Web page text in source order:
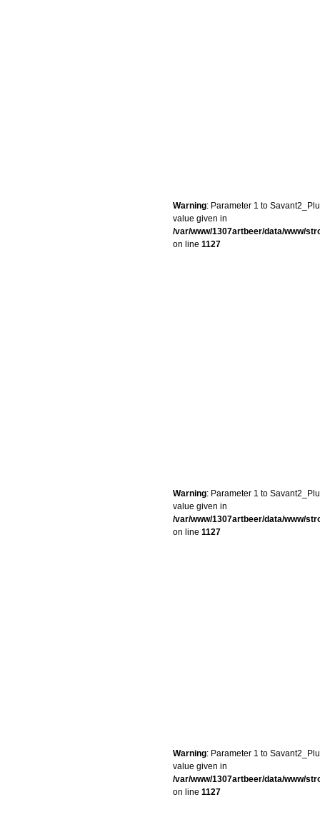
Warning: Parameter 1 to
value given in
/var/www/1307artbeer/data/www/
on line 1127
Warning: Parameter 1 to
value given in
/var/www/1307artbeer/data/www/
on line 1127
Warning: Parameter 1 to
value given in
/var/www/1307artbeer/data/www/
on line 1127